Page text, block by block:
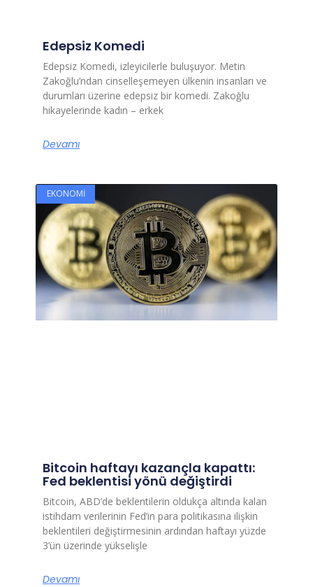
Edepsiz Komedi
Edepsiz Komedi, izleyicilerle buluşuyor. Metin
Zakoğlu’ndan cinselleşemeyen ülkenin insanları ve
durumları üzerine edepsiz bir komedi. Zakoğlu
hikayelerinde kadın – erkek
Devamı
EKONOMI
Bitcoin haftayı kazançla kapattı:
Fed beklentisi yönü değiştirdi
Bitcoin, ABD’de beklentilerin oldukça altında kalan
istihdam verilerinin Fed’in para politikasına ilişkin
beklentileri değiştirmesinin ardından haftayı yüzde
3’ün üzerinde yükselişle
Devamı